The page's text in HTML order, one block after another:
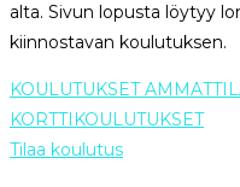
alta. Sivun lopusta löytyy
kiinnostavan koulutuksen.
KOULUTUKSET
KORTTIKOULUTUKSET
Tilaa koulutus